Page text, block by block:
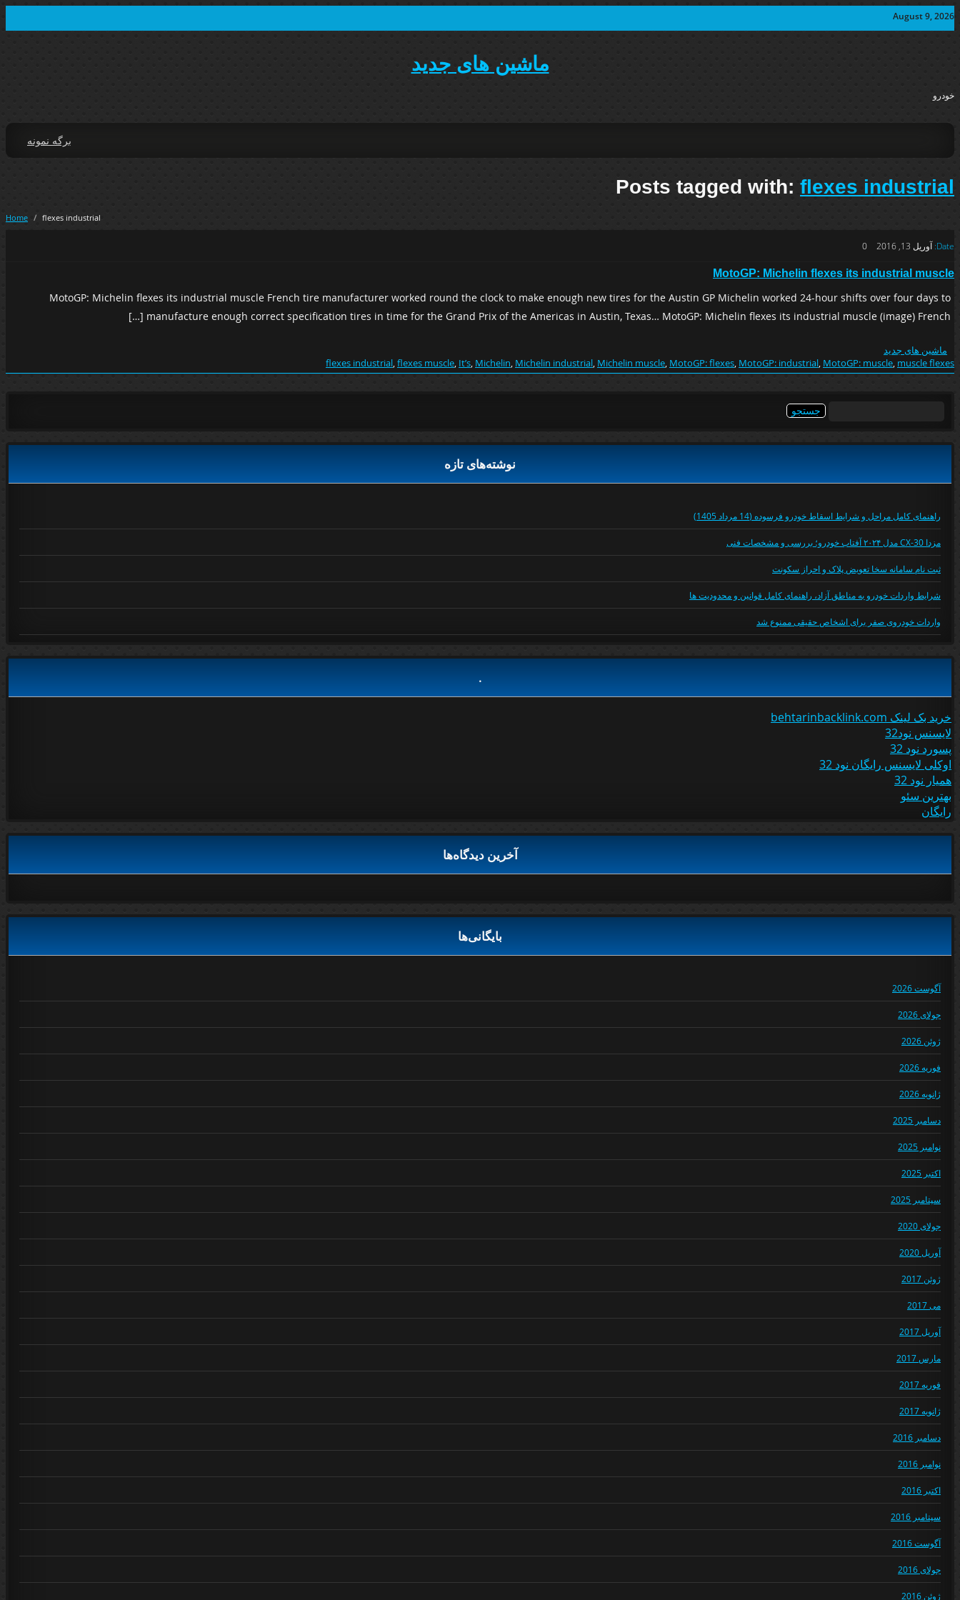
August 9, 2026
ماشین های جدید
خودرو
برگه نمونه
Posts tagged with: flexes industrial
Home / flexes industrial
Date: آوریل 13, 2016 0
MotoGP: Michelin flexes its industrial muscle
MotoGP: Michelin flexes its industrial muscle French tire manufacturer worked round the clock to make enough new tires for the Austin GP Michelin worked 24-hour shifts over four days to
manufacture enough correct specification tires in time for the Grand Prix of the Americas in Austin, Texas… MotoGP: Michelin flexes its industrial muscle (image) French […]
ماشین های جدید
flexes industrial,flexes muscle, It’s, Michelin, Michelin industrial, Michelin muscle, MotoGP: flexes, MotoGP: industrial, MotoGP: muscle, muscle flexes
نوشته‌های تازه
راهنمای کامل مراحل و شرایط اسقاط خودرو فرسوده (14 مرداد 1405)
مزدا CX-30 مدل ۲۰۲۴ آفتاب خودرو؛ بررسی و مشخصات فنی
ثبت نام سامانه سخا تعویض پلاک و احراز سکونت
شرایط واردات خودرو به مناطق آزاد، راهنمای کامل قوانین و محدودیت ها
واردات خودروی صفر برای اشخاص حقیقی ممنوع شد
.
خرید بک لینک behtarinbacklink.com
لایسنس نود32
پسورد نود 32
اوکلی لایسنس رایگان نود 32
همیار نود 32
بهترین سئو
رایگان
آخرین دیدگاه‌ها
بایگانی‌ها
آگوست 2026
جولای 2026
ژوئن 2026
فوریه 2026
ژانویه 2026
دسامبر 2025
نوامبر 2025
اکتبر 2025
سپتامبر 2025
جولای 2020
آوریل 2020
ژوئن 2017
می 2017
آوریل 2017
مارس 2017
فوریه 2017
ژانویه 2017
دسامبر 2016
نوامبر 2016
اکتبر 2016
سپتامبر 2016
آگوست 2016
جولای 2016
ژوئن 2016